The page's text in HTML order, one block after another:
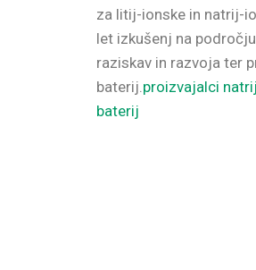
za litij-ionske in natrij-
let izkušenj na
raziskav in razvoja ter
baterij. proizvajalci
baterij